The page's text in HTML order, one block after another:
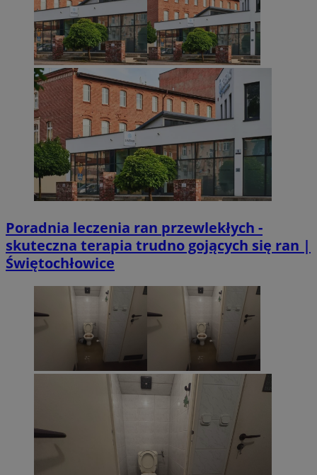
Poradnia leczenia ran przewlekłych -
skuteczna terapia trudno gojących się ran |
Świętochłowice